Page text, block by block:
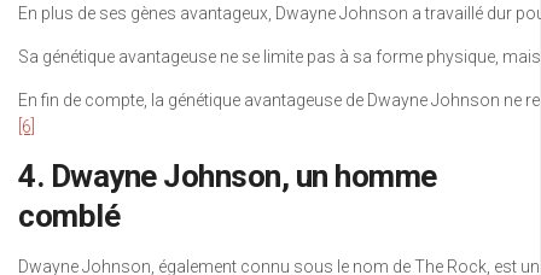
En plus de ses gènes avantageux, Dwayne Johnson a travaillé dur
Sa génétique avantageuse ne se limite pas à sa forme physique,
En fin de compte, la génétique avantageuse de Dwayne Johnson
[6]
4. Dwayne Johnson, un homme
comblé
Dwayne Johnson, également connu sous le nom de The Rock, est